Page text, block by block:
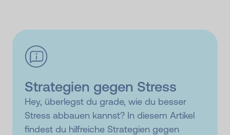
Strategien gegen Stress
Hey, überlegst du grade, wie du besser
Stress abbauen kannst? In diesem Artikel
findest du hilfreiche Strategien gegen